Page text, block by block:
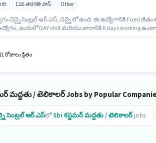
12వ తరగతి పాస్ Other
చెన్నై సెంట్రల్ ఆర్.ఎస్, చెన్నై లో ఉంది. ఈ ఉద్యోగానికి Fixed
ఇందులో DAY shift మరియు వారానికి 6 days working
రోజులు క్రితం
మద్దతు / టెలికాలర్ Jobs by Popular
సెంట్రల్ ఆర్.ఎస్లోSbi కస్టమర్ మద్దతు / టెలికాలర్jobs